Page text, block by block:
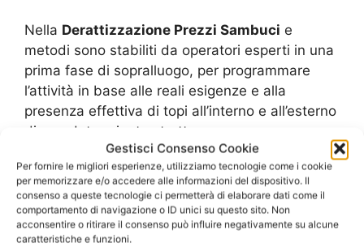
Gestisci Consenso Cookie
Per fornire le migliori esperienze, utilizziamo tecnologie come i cookie
per memorizzare e/o accedere alle informazioni del dispositivo. Il
consenso a queste tecnologie ci permetterà di elaborare dati come il
comportamento di navigazione o ID unici su questo sito. Non
acconsentire o ritirare il consenso può influire negativamente su alcune
caratteristiche e funzioni.
Nella Derattizzazione Prezzi Sambuci e
metodi sono stabiliti da operatori esperti in una
prima fase di sopralluogo, per programmare
l’attività in base alle reali esigenze e alla
presenza effettiva di topi all’interno e all’esterno
di una determinata struttura.
I topi infestano anche i centri urbani, in parte
per la presenza di aziende, grandi magazzini,
supermercati e altri ambienti che ne favoriscono
la proliferazione, e in parte a causa delle aree